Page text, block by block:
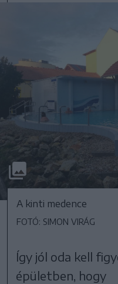
A kinti medence
FOTÓ: SIMON VIRÁG
Így jól oda kell
épületben, hogy